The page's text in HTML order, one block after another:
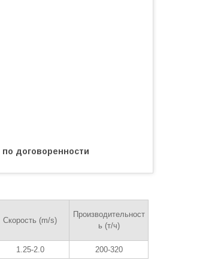
по договоренности
Скорость (m/s)
Производительност
ь (т/ч)
1.25-2.0 200-320